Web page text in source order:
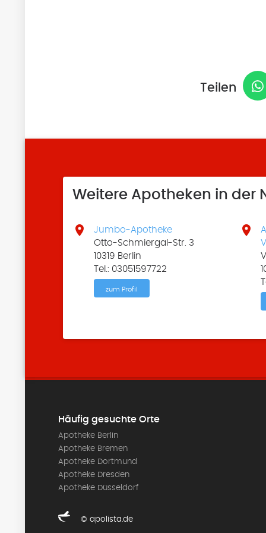
Teilen
Weitere Apotheken in der

Jumbo-Apotheke
Otto-Schmiergal-Str. 3
10319 Berlin
Tel.: 03051597722
zum Profil

Häufig gesuchte Orte
Apotheke Berlin
Apotheke Bremen
Apotheke Dortmund
Apotheke Dresden
Apotheke Düsseldorf
© apolista.de